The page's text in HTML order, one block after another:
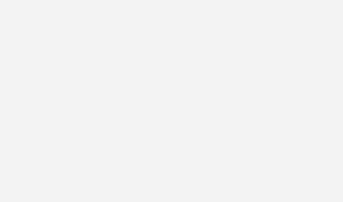
finanziell. Die Projektpartner sehen
in die regionale
des Landes Baden-Württemberg zielt auf
Hubs. Die Elektrolyseure sollen im
regionaler Stromnetze und erneuerbarer